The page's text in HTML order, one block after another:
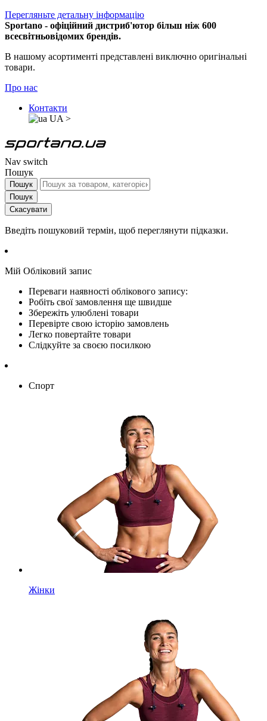
Перегляньте детальну інформацію
Sportano - офіційний дистриб'ютор більш ніж 600
всесвітньовідомих брендів.
В нашому асортименті представлені виключно оригінальні
товари.
Про нас
Контакти
UA >
Nav switch
Пошук
Пошук
Пошук
Скасувати
Введіть пошуковий термін, щоб переглянути підказки.
Мій Обліковий запис
Переваги наявності облікового запису:
Робіть свої замовлення ще швидше
Збережіть улюблені товари
Перевірте свою історію замовлень
Легко повертайте товари
Слідкуйте за своєю посилкою
Спорт
Жінки